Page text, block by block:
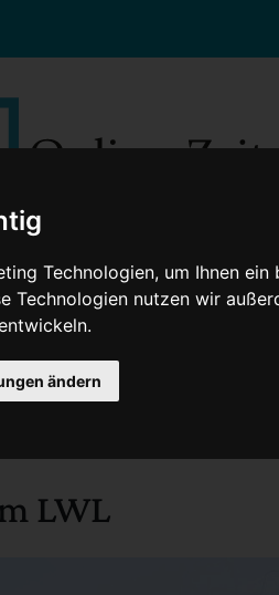
Technologien, um Ihnen
Technologien nutzen wir
ändern
Gesellschaft
LWL